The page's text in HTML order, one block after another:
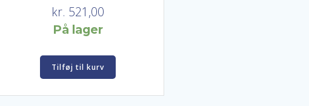
kr. 521,00
På lager
Tilføj til kurv